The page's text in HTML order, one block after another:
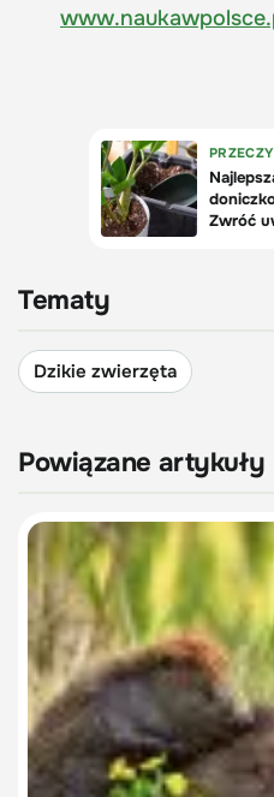
Tematy
Dzikie zwierzęta
Powiązane artykuły